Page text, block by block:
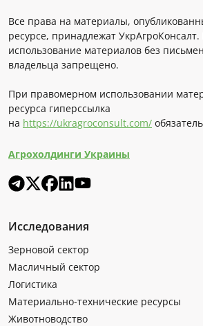
Все права на материалы,
ресурсе, принадлежат УкрАгроКонсалт.
использование материалов без
владельца запрещено.
При правомерном использовании
ресурса гиперссылка
на https://ukragroconsult.com/
Агрохолдинги Украины
Исследования
Зерновой сектор
Масличный сектор
Логистика
Материально-технические ресурсы
Животноводство